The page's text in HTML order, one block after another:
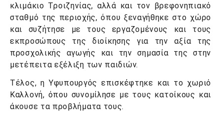
κλιμάκιο Τροιζηνίας, αλλά και τον βρεφονηπιακό
σταθμό της περιοχής, όπου ξεναγήθηκε στο χώρο
και συζήτησε με τους εργαζομένους και τους
εκπροσώπους της διοίκησης για την αξία της
προσχολικής αγωγής και την σημασία της στην
μετέπειτα εξέλιξη των παιδιών.
Τέλος, η Υφυπουργός επισκέφτηκε και το χωριό
Καλλονή, όπου συνομίλησε με τους κατοίκους και
άκουσε τα προβλήματα τους.